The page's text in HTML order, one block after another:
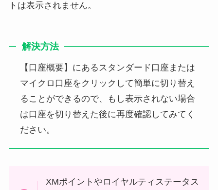
トは表示されません。
解決方法
【口座概要】にあるスタンダード口座または
マイクロ口座をクリックして簡単に切り替え
ることができるので、もし表示されない場合
は口座を切り替えた後に再度確認してみてく
ださい。
XMポイントやロイヤルティステータス